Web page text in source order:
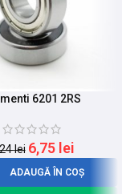
6201 2RS
lei 6,75 lei
ADAUGĂ ÎN COȘ